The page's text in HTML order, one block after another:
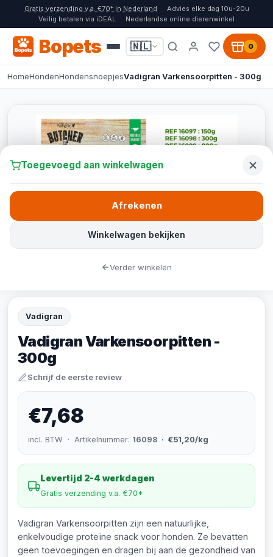
Gratis verzending v.a. €70* in Nederland
Advies elke dag 10u-20u
Veilig betalen via iDEAL
Nederlandse online dierenwinkel
Bopets 🇳🇱 0
HomeHondenHondensnoepjesVadigran Varkensoorpitten - 300g
Vadigran
Vadigran Varkensoorpitten -
300g
Schrijf de eerste review
€7,68
incl. BTW · Artikelnummer: 16098 · €51,20/kg
Levertijd 2-4 werkdagen
Gratis verzending v.a. €70*
Vadigran Varkensoorpitten zijn een natuurlijke,
enkelvoudige proteïne snack voor honden. Ze bevatten
geen toevoegingen en dragen bij aan de gezondheid van
Toegevoegd aan winkelwagen
Winkelwagen bekijken
Afrekenen
Verder winkelen